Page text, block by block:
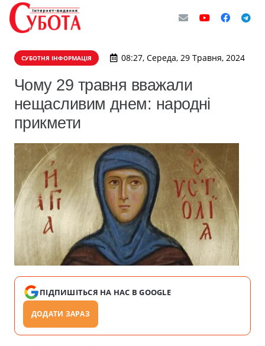
СУБОТНЯ ІНФОРМАЦІЯ 08:27, Середа, 29 Травня, 2024
Чому 29 травня вважали
нещасливим днем: народні
прикмети
ПІДПИШІТЬСЯ НА НАС В GOOGLE
ДОДАТИ ЗАРАЗ